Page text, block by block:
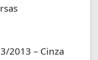
2013 – Cinza